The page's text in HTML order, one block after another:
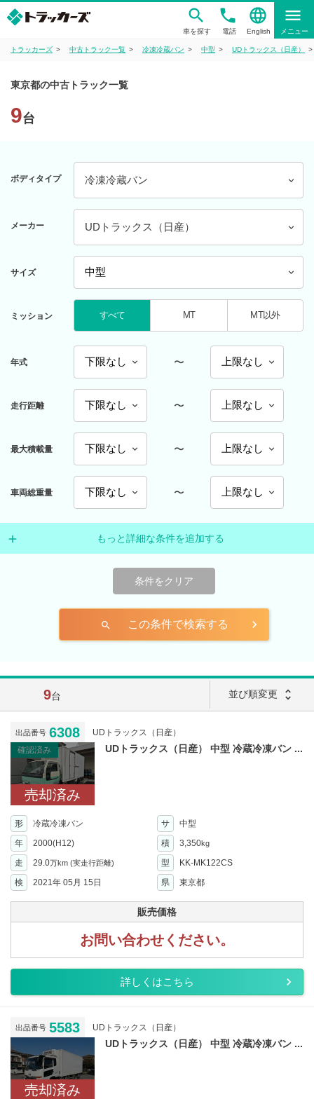
車を探す
phone
電話
language
English
menu
メニュー
トラッカーズ 中古トラック一覧 冷凍冷蔵バン 中型 UDトラックス（日産）
東京都の中古トラック一覧
9台
ボディタイプ 冷凍冷蔵バン
メーカー UDトラックス（日産）
サイズ
ミッション すべて MT MT以外
年式 〜
走行距離 〜
最大積載量 〜
車両総重量 〜
もっと詳細な条件を追加する
条件をクリア
search この条件で検索する
9台 並び順変更 unfold_more
出品番号 6308
UDトラックス（日産）
確認済み
売却済み
UDトラックス（日産） 中型 冷蔵冷凍バン ...
形 冷蔵冷凍バン サ
中型
年
2000(H12) 積 3,350kg
走 29.0万km (実走行距離) 型
KK-MK122CS
検
2021年 05月 15日 県 東京都
販売価格
お問い合わせください。
詳しくはこちら
出品番号 5583 UDトラックス（日産）
売却済み
UDトラックス（日産） 中型 冷蔵冷凍バン ...